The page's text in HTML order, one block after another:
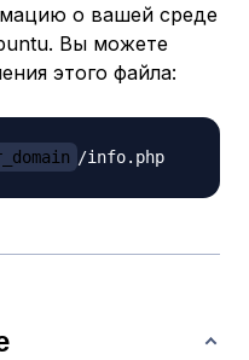
о вашей среде
Вы можете
этого файла: